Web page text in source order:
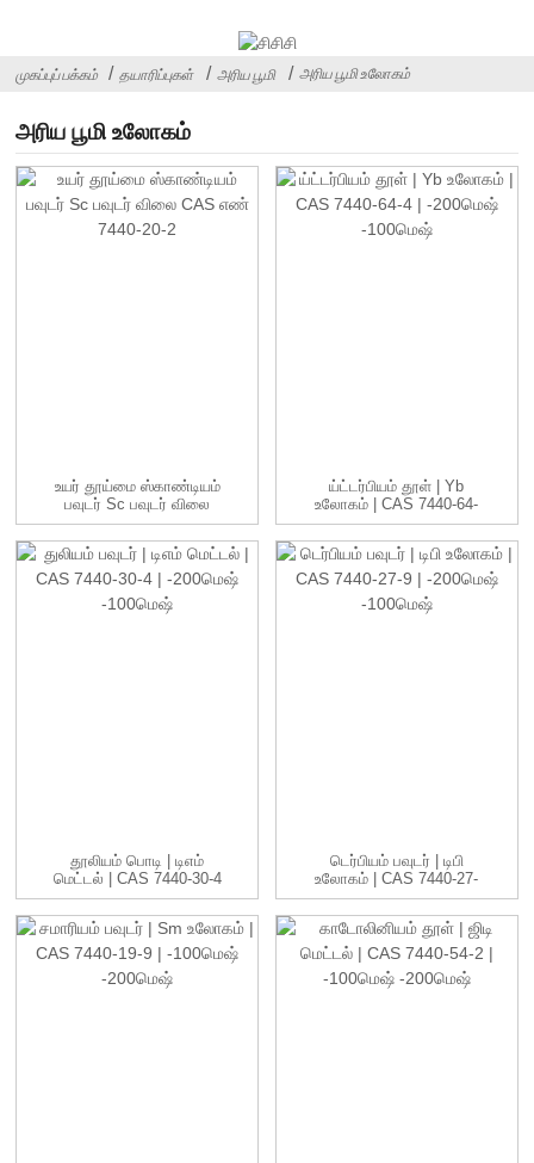
முகப்புப் பக்கம் தயாரிப்புகள் அரிய பூமி அரிய பூமி உலோகம்
அரிய பூமி உலோகம்
உயர் தூய்மை ஸ்காண்டியம்
பவுடர் Sc பவுடர் விலை
CAS...
ய்ட்டர்பியம் தூள் | Yb
உலோகம் | CAS 7440-64-
4 | -...
தூலியம் பொடி | டிஎம்
மெட்டல் | CAS 7440-30-4
| -20...
டெர்பியம் பவுடர் | டிபி
உலோகம் | CAS 7440-27-
9 | -20...